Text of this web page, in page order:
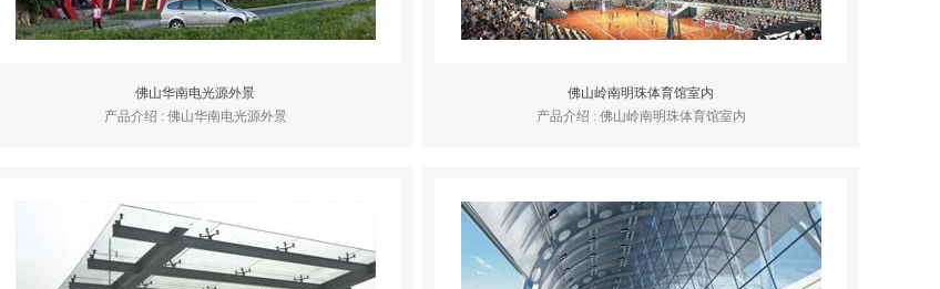
佛山华南电光源外景
产品介绍 : 佛山华南电光源外景
佛山岭南明珠体育馆室内
产品介绍 : 佛山岭南明珠体育馆室内